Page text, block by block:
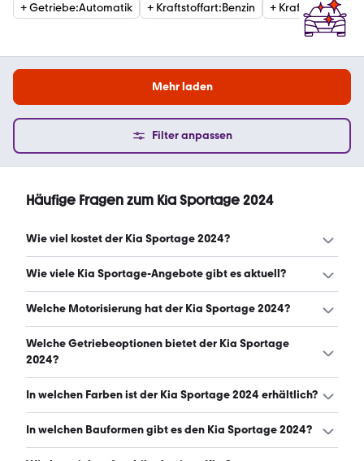
+Getriebe:Automatik + Kraftstoffart:Benzin + Kraftstoffart
Mehr laden
Filter anpassen
Häufige Fragen zum Kia Sportage 2024
Wie viel kostet der Kia Sportage 2024?
Ein guter Preis für einen Kia Sportage 2024 liegt zwischen
€ monatlich. (Stand: 7.8.2026)
Wie viele Kia Sportage-Angebote gibt es aktuell?
Es gibt insgesamt 348 Kia Sportage bei mobile.de, davon
Welche Motorisierung hat der Kia Sportage 2024?
Der Kia Sportage 2024 hat Leistungen zwischen 136 und
252 PS. (Stand: 7.8.2026)
Welche Getriebeoptionen bietet der Kia Sportage
2024?
Der Kia Sportage 2024 ist mit automatischem und
In welchen Farben ist der Kia Sportage 2024 erhältlich?
Den Kia Sportage 2024 gibt es in folgenden Farben: weiß,
In welchen Bauformen gibt es den Kia Sportage 2024?